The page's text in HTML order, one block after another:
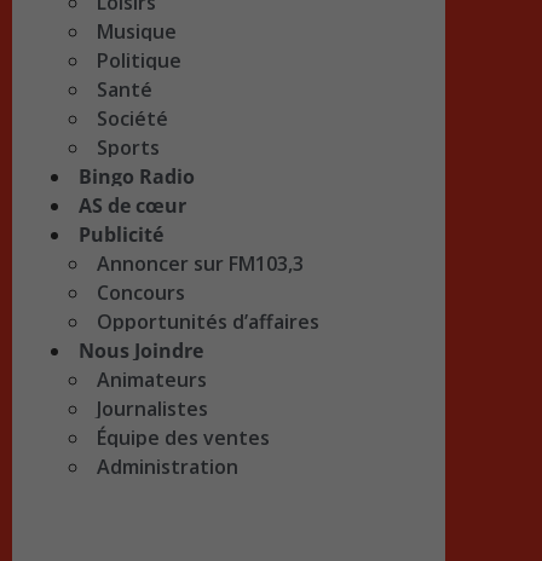
Musique
Politique
Santé
Société
Sports
Bingo Radio
AS de cœur
Publicité
Annoncer sur FM103,3
Concours
Opportunités d’affaires
Nous Joindre
Animateurs
Journalistes
Équipe des ventes
Administration